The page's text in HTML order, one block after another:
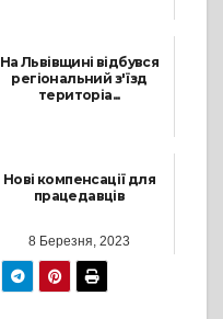
На Львівщині відбувся
регіональний з'їзд
територіа...
Нові компенсації для
працедавців
8 Березня, 2023